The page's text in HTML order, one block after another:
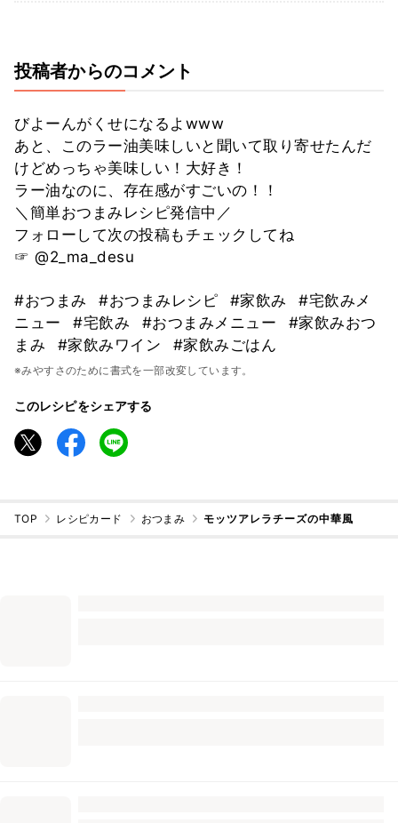
投稿者からのコメント
びよーんがくせになるよwww
あと、このラー油美味しいと聞いて取り寄せたんだ
けどめっちゃ美味しい！大好き！
ラー油なのに、存在感がすごいの！！
＼簡単おつまみレシピ発信中／
フォローして次の投稿もチェックしてね
☞ @2_ma_desu
#おつまみ #おつまみレシピ #家飲み
#宅飲みメ
ニュー
#宅飲み #おつまみメニュー
#家飲みおつ
まみ
#家飲みワイン #家飲みごはん
※みやすさのために書式を一部改変しています。
このレシピをシェアする
TOP レシピカード おつまみ モッツアレラチーズの中華風